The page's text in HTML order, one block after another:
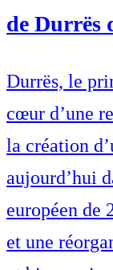
de Durrës
Durrës, le
cœur d’une
la création
aujourd’hui
européen de
et une